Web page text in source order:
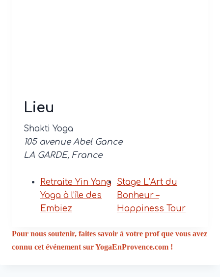
Lieu
Shakti Yoga
105 avenue Abel Gance
LA GARDE, France
Retraite Yin Yang
Yoga à l’île des
Embiez
Stage L’Art du
Bonheur –
Happiness Tour
Pour nous soutenir, faites savoir à votre prof que vous avez
connu cet événement sur YogaEnProvence.com !